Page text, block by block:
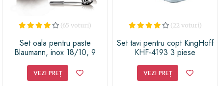
(65 voturi)
Set oala pentru paste
Blaumann, inox 18/10, 9
VEZI PREȚ
(22 voturi)
Set tavi pentru copt KingHoff
KHF-4193 3 piese
VEZI PREȚ